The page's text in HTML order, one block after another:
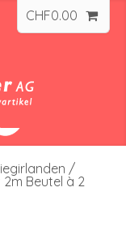
CHF0.00
/
Beutel à 2